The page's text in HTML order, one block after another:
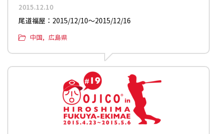
2015.12.10
尾道福屋：2015/12/10〜2015/12/16
中国 広島県